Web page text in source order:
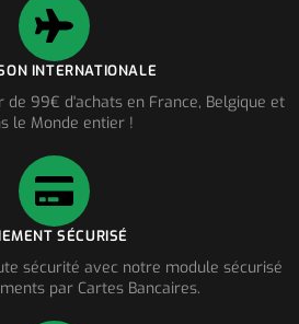
INTERNATIONALE
99€ d'achats en France, Belgique et
le Monde entier !
SÉCURISÉ
sécurité avec notre module sécurisé
par Cartes Bancaires.